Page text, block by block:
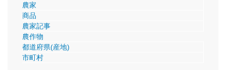
農家
商品
農家記事
農作物
都道府県(産地)
市町村